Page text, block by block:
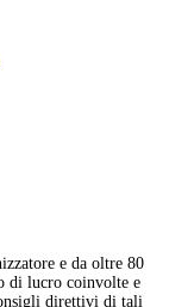
e da oltre 80
di lucro coinvolte e
direttivi di tali